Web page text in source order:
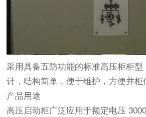
采用具备五防功能的标准高压柜柜型
计，结构简单，便于维护，方便并柜
产品用途
高压启动柜广泛应用于额定电压